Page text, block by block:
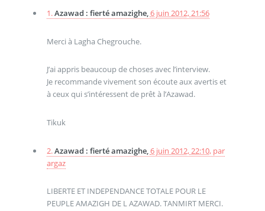
1.Azawad : fierté amazighe,6 juin 2012, 21:56
Merci à Lagha Chegrouche.
J’ai appris beaucoup de choses avec l’interview.
Je recommande vivement son écoute aux avertis et
à ceux qui s’intéressent de prêt à l’Azawad.
Tikuk
2.Azawad : fierté amazighe, 6 juin 2012, 22:10, par
argaz
LIBERTE ET INDEPENDANCE TOTALE POUR LE
PEUPLE AMAZIGH DE L AZAWAD. TANMIRT MERCI.